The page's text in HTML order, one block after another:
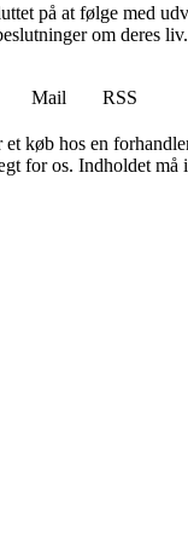
på at følge med
om deres
Mail
RSS
køb hos en
os. Indholdet må